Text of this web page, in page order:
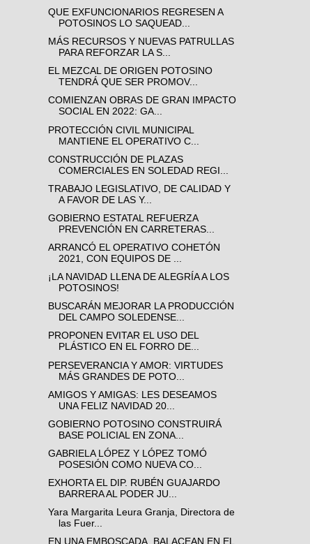
QUE EXFUNCIONARIOS REGRESEN A
POTOSINOS LO SAQUEAD...
MÁS RECURSOS Y NUEVAS PATRULLAS
PARA REFORZAR LA S...
EL MEZCAL DE ORIGEN POTOSINO
TENDRÁ QUE SER PROMOV...
COMIENZAN OBRAS DE GRAN IMPACTO
SOCIAL EN 2022: GA...
PROTECCIÓN CIVIL MUNICIPAL
MANTIENE EL OPERATIVO C...
CONSTRUCCIÓN DE PLAZAS
COMERCIALES EN SOLEDAD REGI...
TRABAJO LEGISLATIVO, DE CALIDAD Y
A FAVOR DE LAS Y...
GOBIERNO ESTATAL REFUERZA
PREVENCIÓN EN CARRETERAS...
ARRANCÓ EL OPERATIVO COHETÓN
2021, CON EQUIPOS DE ...
¡LA NAVIDAD LLENA DE ALEGRÍA A LOS
POTOSINOS!
BUSCARÁN MEJORAR LA PRODUCCIÓN
DEL CAMPO SOLEDENSE...
PROPONEN EVITAR EL USO DEL
PLÁSTICO EN EL FORRO DE...
PERSEVERANCIA Y AMOR: VIRTUDES
MÁS GRANDES DE POTO...
AMIGOS Y AMIGAS: LES DESEAMOS
UNA FELIZ NAVIDAD 20...
GOBIERNO POTOSINO CONSTRUIRÁ
BASE POLICIAL EN ZONA...
GABRIELA LÓPEZ Y LÓPEZ TOMÓ
POSESIÓN COMO NUEVA CO...
EXHORTA EL DIP. RUBÉN GUAJARDO
BARRERA AL PODER JU...
Yara Margarita Leura Granja, Directora de
las Fuer...
EN UNA EMBOSCADA, BALACEAN EN EL